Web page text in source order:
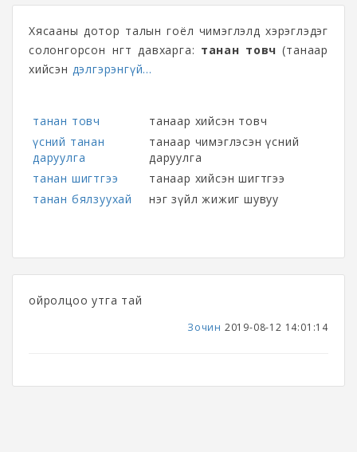
Хясааны дотор талын гоёл чимэглэлд хэрэглэдэг
солонгорсон өнгөт давхарга: танан товч (танаар
хийсэн дэлгэрэнгүй...
танан товч
танаар хийсэн товч
үсний танан
даруулга
танаар чимэглэсэн үсний
даруулга
танан шигтгээ
танаар хийсэн шигтгээ
танан бялзуухай
нэг зүйл жижиг шувуу
ойролцоо утга тай
Зочин 2019-08-12 14:01:14